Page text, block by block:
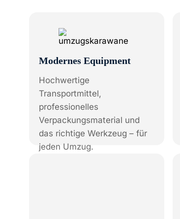
Modernes Equipment
Hochwertige
Transportmittel,
professionelles
Verpackungsmaterial und
das richtige Werkzeug – für
jeden Umzug.